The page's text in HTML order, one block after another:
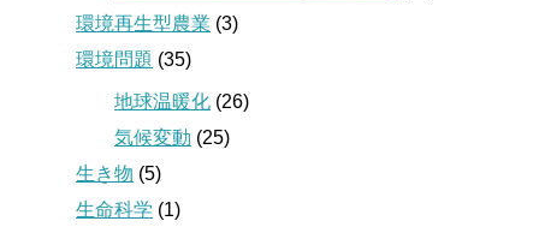
環境再生型農業 (3)
環境問題 (35)
地球温暖化 (26)
気候変動 (25)
生き物 (5)
生命科学 (1)